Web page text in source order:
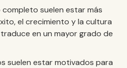
suelen estar más
el crecimiento y la cultura
en un mayor grado de
suelen estar motivados para